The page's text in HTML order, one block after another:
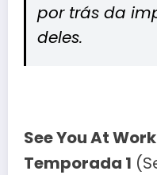
por trás da
deles.
See You At
Temporada 1